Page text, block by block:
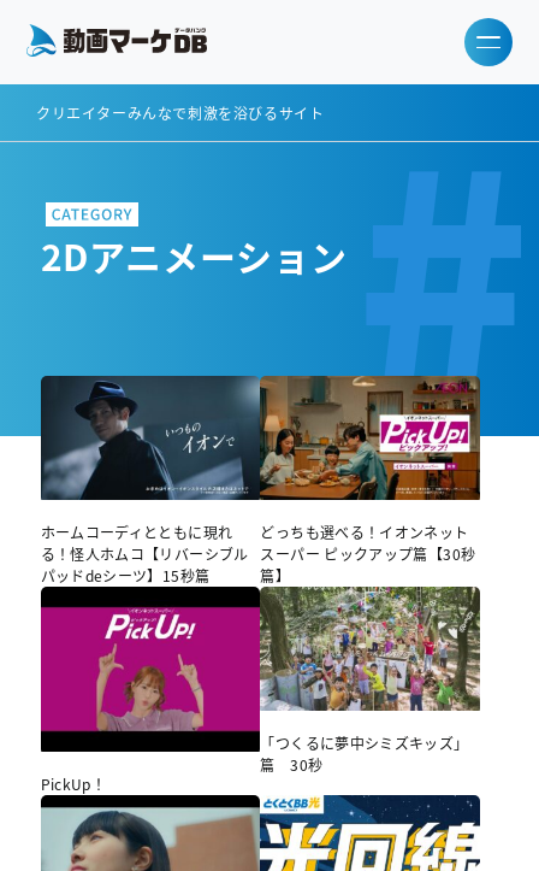
クリエイターみんなで刺激を浴びるサイト
2Dアニメーション#
ホームコーディとともに現れ
る！怪人ホムコ【リバーシブル
パッドdeシーツ】15秒篇
どっちも選べる！イオンネット
スーパー ピックアップ篇【30秒
篇】
PickUp！
「つくるに夢中シミズキッズ」
篇 30秒